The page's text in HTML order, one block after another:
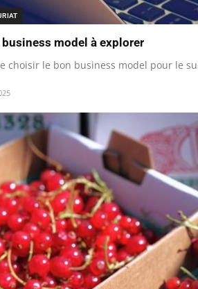
model à explorer
choisir le bon business model pour le